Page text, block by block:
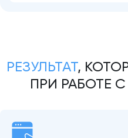
РЕЗУЛЬТАТ,
ПРИ РАБОТЕ